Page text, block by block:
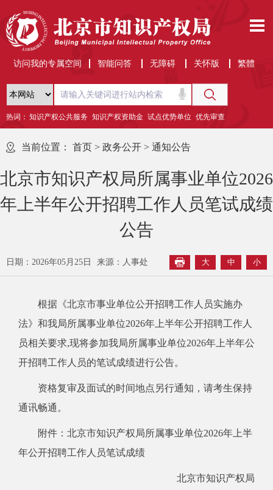
访问我的专属空间 智能问答 无障碍 关怀版 繁體
热词： 知识产权公共服务 知识产权资助金 试点优势单位 优先审查
当前位置： 首页 > 政务公开 > 通知公告
北京市知识产权局所属事业单位2026
年上半年公开招聘工作人员笔试成绩
公告
日期：2026年05月25日 来源：人事处 大 中 小
根据《北京市事业单位公开招聘工作人员实施办
法》和我局所属事业单位2026年上半年公开招聘工作人
员相关要求,现将参加我局所属事业单位2026年上半年公
开招聘工作人员的笔试成绩进行公告。
资格复审及面试的时间地点另行通知，请考生保持
通讯畅通。
附件： 北京市知识产权局所属事业单位2026年上半
年公开招聘工作人员笔试成绩
北京市知识产权局